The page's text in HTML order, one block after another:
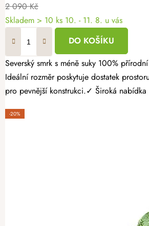
2 090 Kč
Skladem > 10 ks 10. - 11. 8. u vás
DO KOŠÍKU
Severský smrk s méně suky 100% přírodní materiál Čtyřstranně hoblovaný masiv Vytvořte si přehlednou a snadno udržovatelnou zahrádku s opáleným dřevěným vyvýšeným záhonem 140 × 80 × 40 cm.
Ideální rozměr poskytuje dostatek
pro pevnější konstrukci.✓ Široká
-20%